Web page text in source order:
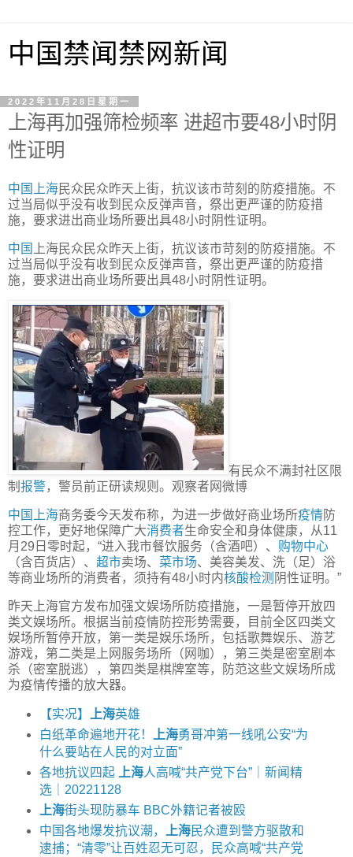
中国禁闻禁网新闻
2022年11月28日星期一
上海再加强筛检频率 进超市要48小时阴
性证明
中国 上海民众民众昨天上街，抗议该市苛刻的防疫措施。不
过当局似乎没有收到民众反弹声音，祭出更严谨的防疫措
施，要求进出商业场所要出具48小时阴性证明。
中国
上海民众民众昨天上街，抗议该市苛刻的防疫措施。不
过当局似乎没有收到民众反弹声音，祭出更严谨的防疫措
施，要求进出商业场所要出具48小时阴性证明。
有民众不满封社区限
制 报警，警员前正研读规则。观察者网微博
中国上海商务委今天发布称，为进一步做好商业场所疫情防
控工作，更好地保障广大消费者生命安全和身体健康，从11
月29日零时起，“进入我市餐饮服务（含酒吧）、 购物中心
（含百货店）、 超市卖场、 菜市场、美容美发、洗（足）浴
等商业场所的消费者，须持有48小时内核酸检测 阴性证明。”
昨天上海官方发布加强文娱场所防疫措施，一是暂停开放四
类文娱场所。根据当前疫情防控形势需要，目前全区四类文
娱场所暂停开放，第一类是娱乐场所，包括歌舞娱乐、游艺
游戏，第二类是上网服务场所（网咖），第三类是密室剧本
杀（密室脱逃），第四类是棋牌室等，防范这些文娱场所成
为疫情传播的放大器。
【实况】 上海英雄
白纸革命遍地开花！
上海勇哥冲第一线吼公安“为
什么要站在人民的对立面”
各地抗议四起
上海人高喊“共产党下台”｜新闻精
选｜20221128
上海街头现防暴车 BBC外籍记者被殴
中国各地爆发抗议潮，
上海民众遭到警方驱散和
逮捕；“清零”让百姓忍无可忍，民众高喊“共产党